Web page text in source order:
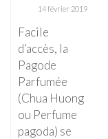
14 février 2019
Facile
d’accès, la
Pagode
Parfumée
(Chua Huong
ou Perfume
pagoda) se